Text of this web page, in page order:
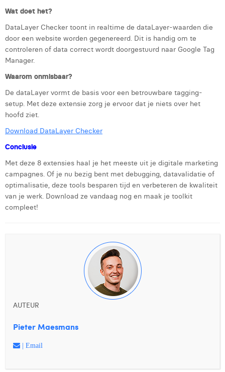
Wat doet het?
DataLayer Checker toont in realtime de dataLayer-waarden die
door een website worden gegenereerd. Dit is handig om te
controleren of data correct wordt doorgestuurd naar Google Tag
Manager.
Waarom onmisbaar?
De dataLayer vormt de basis voor een betrouwbare tagging-
setup. Met deze extensie zorg je ervoor dat je niets over het
hoofd ziet.
Download DataLayer Checker
Conclusie
Met deze 8 extensies haal je het meeste uit je digitale marketing
campagnes. Of je nu bezig bent met debugging, datavalidatie of
optimalisatie, deze tools besparen tijd en verbeteren de kwaliteit
van je werk. Download ze vandaag nog en maak je toolkit
compleet!
AUTEUR
Pieter Maesmans
| Email